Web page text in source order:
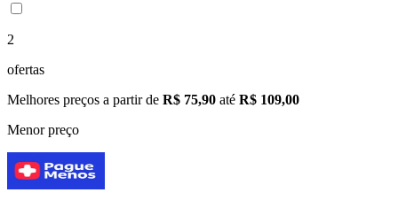
2
ofertas
Melhores preços a partir de R$ 75,90 até R$ 109,00
Menor preço